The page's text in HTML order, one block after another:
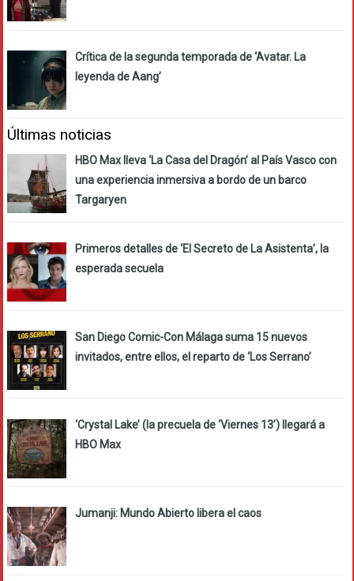
Crítica de la segunda temporada de ‘Avatar. La
leyenda de Aang’
Últimas noticias
HBO Max lleva ‘La Casa del Dragón’ al País Vasco con
una experiencia inmersiva a bordo de un barco
Targaryen
Primeros detalles de ‘El Secreto de La Asistenta’, la
esperada secuela
San Diego Comic-Con Málaga suma 15 nuevos
invitados, entre ellos, el reparto de ‘Los Serrano’
‘Crystal Lake’ (la precuela de ‘Viernes 13’) llegará a
HBO Max
Jumanji: Mundo Abierto libera el caos